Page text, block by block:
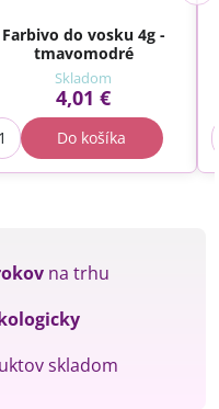
Farbivo do vosku 4g -
tmavomodré
Skladom
4,01 €
Do košíka
na trhu
skladom